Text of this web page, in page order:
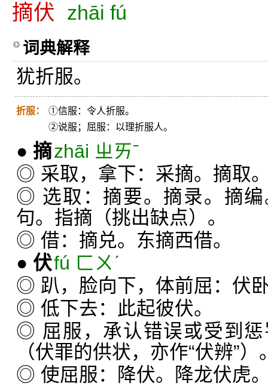
摘伏 zhāi fú
词典解释
犹折服。
折服：
①信服：令人折服。
②说服；屈服：以理折服人。
● 摘zhāi ㄓㄞˉ
◎ 采取，拿下：采摘。摘取
◎ 选取：摘要。摘录。摘
句。指摘（挑出缺点）。
◎ 借：摘兑。东摘西借。
● 伏fú ㄈㄨˊ
◎ 趴，脸向下，体前屈：伏
◎ 低下去：此起彼伏。
◎ 屈服，承认错误或受到
（伏罪的供状，亦作“伏辨”）
◎ 使屈服：降伏。降龙伏虎